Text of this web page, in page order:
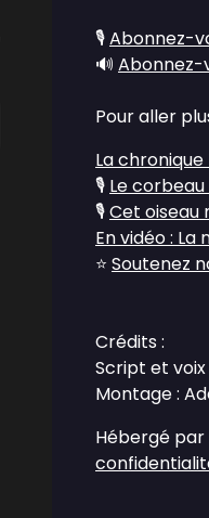
🎙️Abonnez-
🔊 Abonnez-
Pour aller
La
🎙️ Le
🎙️Cet oiseau
En vidéo :
⭐ Soutenez
Crédits :
Script et voix
Montage :
Hébergé par